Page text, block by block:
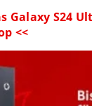
Galaxy S24
<<